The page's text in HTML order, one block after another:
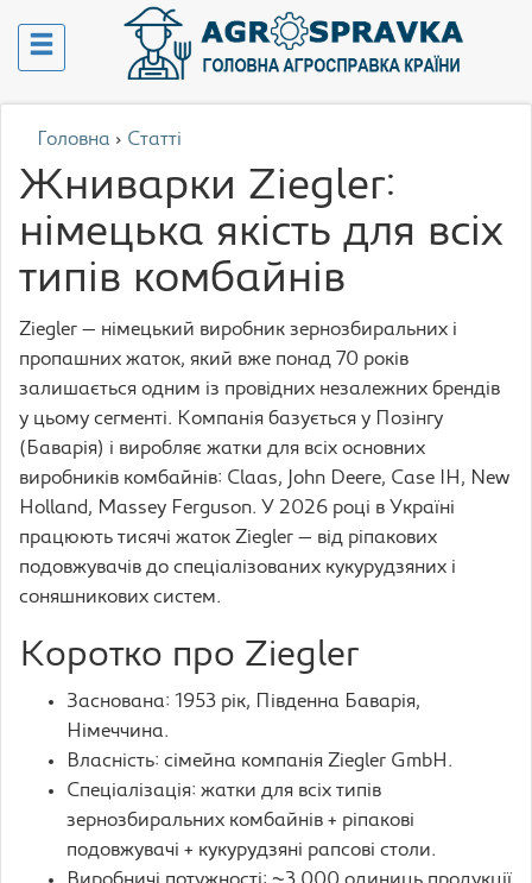
Головна › Статті
Жниварки Ziegler:
німецька якість для всіх
типів комбайнів
Ziegler — німецький виробник зернозбиральних і
пропашних жаток, який вже понад 70 років
залишається одним із провідних незалежних брендів
у цьому сегменті. Компанія базується у Позінгу
(Баварія) і виробляє жатки для всіх основних
виробників комбайнів: Claas, John Deere, Case IH, New
Holland, Massey Ferguson. У 2026 році в Україні
працюють тисячі жаток Ziegler — від ріпакових
подовжувачів до спеціалізованих кукурудзяних і
соняшникових систем.
Коротко про Ziegler
Заснована: 1953 рік, Південна Баварія,
Німеччина.
Власність: сімейна компанія Ziegler GmbH.
Спеціалізація: жатки для всіх типів
зернозбиральних комбайнів + ріпакові
подовжувачі + кукурудзяні рапсові столи.